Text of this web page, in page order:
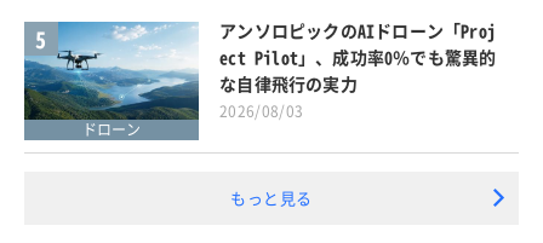
5
ドローン
アンソロピックのAIドローン「Proj
ect Pilot」、成功率0％でも驚異的
な自律飛行の実力
2026/08/03
もっと見る